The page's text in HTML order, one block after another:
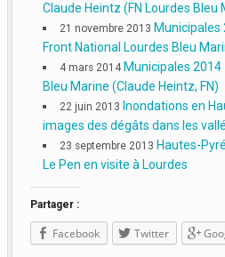
Claude Heintz (FN Lourdes Bleu
21 novembre 2013 Municipales
Front National Lourdes Bleu
4 mars 2014 Municipales 2014
Bleu Marine (Claude Heintz, FN)
22 juin 2013 Inondations en
images des dégâts dans les
23 septembre 2013 Hautes-
Le Pen en visite à Lourdes
Partager :
Facebook Twitter